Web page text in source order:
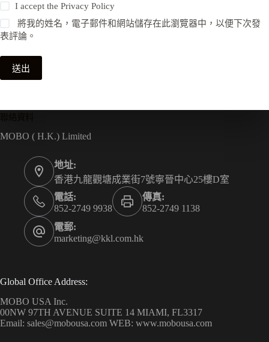
I accept thePrivacy Policy
將我的姓名，電子郵件和網站儲存在此瀏覽器中，以便下次發
表評論。
送出
MOBO ( H.K.) Limited
地址:
香港九龍觀塘成業街7號寧晉中心25樓D室
電話:
852-2749 9938
傳真:
852-2749 1138
電郵:
marketing@kkl.com.hk
Global Office Address:
MOBO USA Inc.
00NW 97TH AVENUE SUITE 14 MIAMI, FL3317
Email: sales@mobousa.com WEB: www.mobousa.com